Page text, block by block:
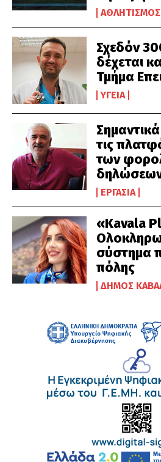
ΑΘΛΗΤΙΣΜΌΣ
Σχεδόν
δέχεται
Τμήμα
ΥΓΕΊΑ
τις
των
ΕΡΓΑΣΊΑ
«Kavala
σύστημα
πόλης
ΔΉΜΟΣ